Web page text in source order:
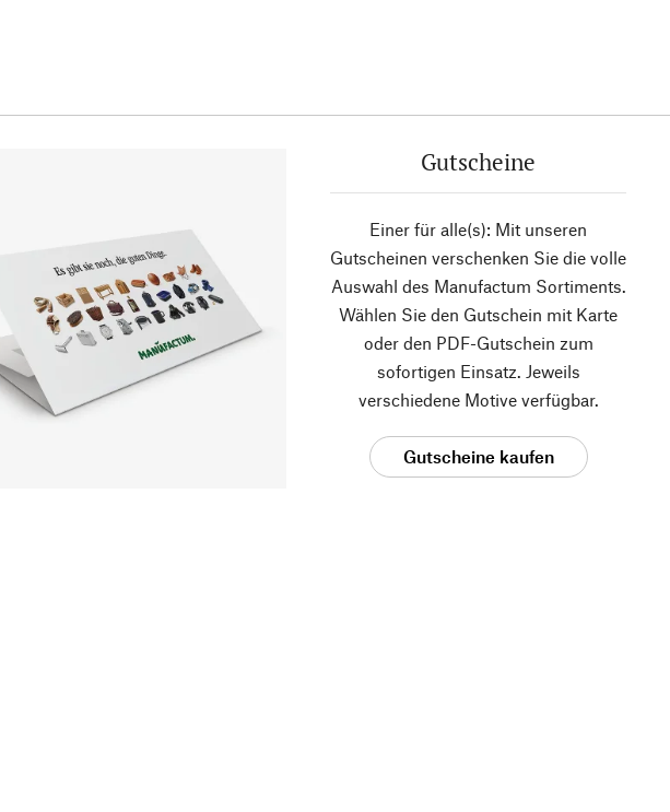
Gutscheine
Einer für alle(s): Mit unseren
Gutscheinen verschenken Sie die volle
Auswahl des Manufactum Sortiments.
Wählen Sie den Gutschein mit Karte
oder den PDF-Gutschein zum
sofortigen Einsatz. Jeweils
verschiedene Motive verfügbar.
Gutscheine kaufen